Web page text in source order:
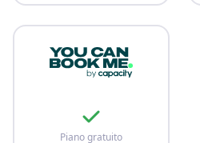
Piano gratuito